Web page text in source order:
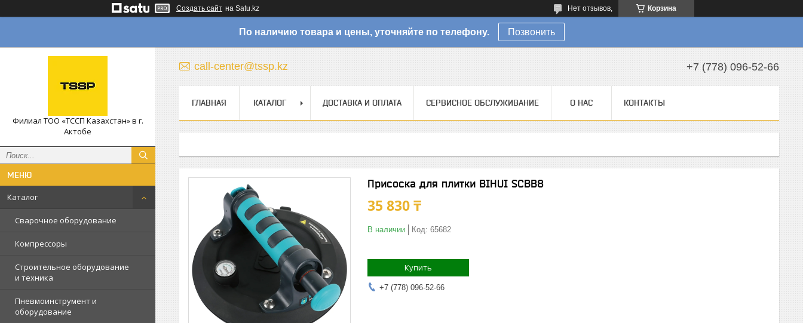
Создать сайт на Satu.kz Корзина
Нет отзывов,
По наличию товара и цены, уточняйте по телефону. Позвонить
Филиал ТОО «ТССП Казахстан» в г.
Актобе
Каталог
Сварочное оборудование
Компрессоры
Строительное оборудование
и техника
Пневмоинструмент и
оборудование
call-center@tssp.kz +7 (778) 096-52-66
ГЛАВНАЯ КАТАЛОГ ДОСТАВКА И ОПЛАТА СЕРВИСНОЕ ОБСЛУЖИВАНИЕ О НАС КОНТАКТЫ
Присоска для плитки BIHUI SCBB8
35 830 ₸
В наличии Код: 65682
Купить
+7 (778) 096-52-66